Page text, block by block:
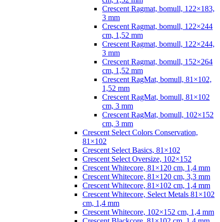
Crescent Ragmat, bomull, 122×183,
3 mm
Crescent Ragmat, bomull, 122×244
cm, 1,52 mm
Crescent Ragmat, bomull, 122×244,
3 mm
Crescent Ragmat, bomull, 152×264
cm, 1,52 mm
Crescent RagMat, bomull, 81×102,
1,52 mm
Crescent RagMat, bomull, 81×102
cm, 3 mm
Crescent RagMat, bomull, 102×152
cm, 3 mm
Crescent Select Colors Conservation,
81×102
Crescent Select Basics, 81×102
Crescent Select Oversize, 102×152
Crescent Whitecore, 81×120 cm, 1,4 mm
Crescent Whitecore, 81×120 cm, 3,3 mm
Crescent Whitecore, 81×102 cm, 1,4 mm
Crescent Whitecore, Select Metals 81×102
cm, 1,4 mm
Crescent Whitecore, 102×152 cm, 1,4 mm